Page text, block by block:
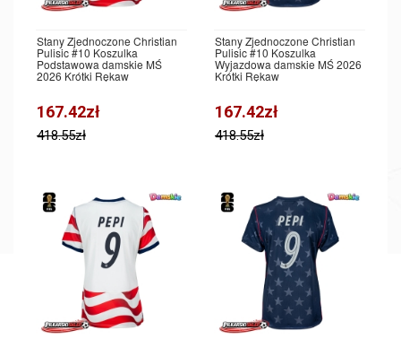
Stany Zjednoczone Christian
Pulisic #10 Koszulka
Podstawowa damskie MŚ
2026 Krótki Rękaw
167.42zł
418.55zł
Stany Zjednoczone Christian
Pulisic #10 Koszulka
Wyjazdowa damskie MŚ 2026
Krótki Rękaw
167.42zł
418.55zł